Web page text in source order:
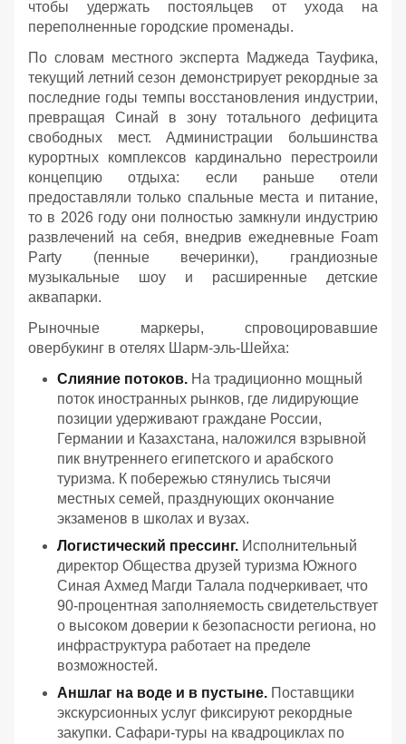
чтобы удержать постояльцев от ухода на
переполненные городские променады.
По словам местного эксперта Маджеда Тауфика,
текущий летний сезон демонстрирует рекордные за
последние годы темпы восстановления индустрии,
превращая Синай в зону тотального дефицита
свободных мест. Администрации большинства
курортных комплексов кардинально перестроили
концепцию отдыха: если раньше отели
предоставляли только спальные места и питание,
то в 2026 году они полностью замкнули индустрию
развлечений на себя, внедрив ежедневные Foam
Party (пенные вечеринки), грандиозные
музыкальные шоу и расширенные детские
аквапарки.
Рыночные маркеры, спровоцировавшие
овербукинг в отелях Шарм-эль-Шейха:
Слияние потоков. На традиционно мощный
поток иностранных рынков, где лидирующие
позиции удерживают граждане России,
Германии и Казахстана, наложился взрывной
пик внутреннего египетского и арабского
туризма. К побережью стянулись тысячи
местных семей, празднующих окончание
экзаменов в школах и вузах.
Логистический прессинг. Исполнительный
директор Общества друзей туризма Южного
Синая Ахмед Магди Талала подчеркивает, что
90-процентная заполняемость свидетельствует
о высоком доверии к безопасности региона, но
инфраструктура работает на пределе
возможностей.
Аншлаг на воде и в пустыне. Поставщики
экскурсионных услуг фиксируют рекордные
закупки. Сафари-туры на квадроциклах по